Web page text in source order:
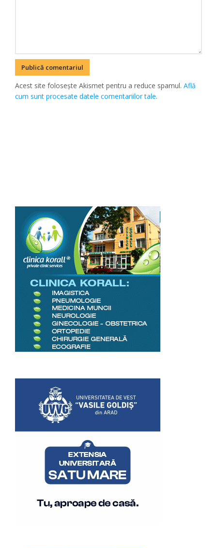
Acest site folosește Akismet pentru a reduce spamul.Află
cum sunt procesate datele comentariilor tale.